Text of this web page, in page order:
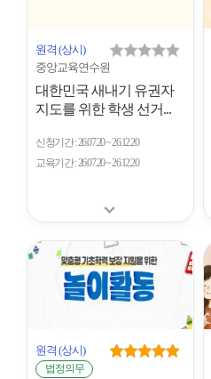
원격 (상시)
중앙교육연수원
대한민국 새내기 유권자
지도를 위한 학생 선거...
신청기간 26.07.20 ~ 26.12.20
교육기간 26.07.20 ~ 26.12.20
원격 (상시)
법정의무